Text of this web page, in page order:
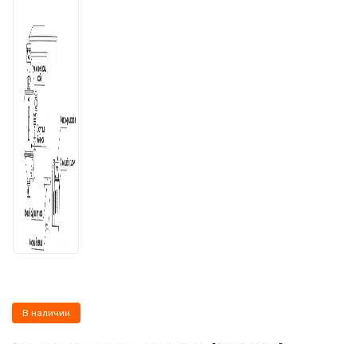
В наличии